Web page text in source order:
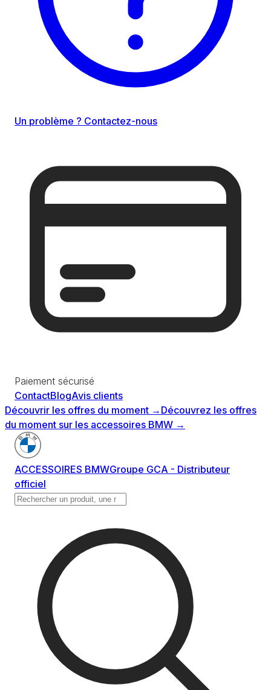
Un problème ? Contactez-nous
Paiement sécurisé
ContactBlogAvis clients
Découvrir les offres du moment → Découvrez les offres
du moment sur les accessoires BMW →
ACCESSOIRES BMWGroupe GCA - Distributeur
officiel